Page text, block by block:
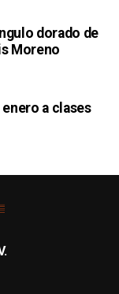
dorado de
Moreno
a clases